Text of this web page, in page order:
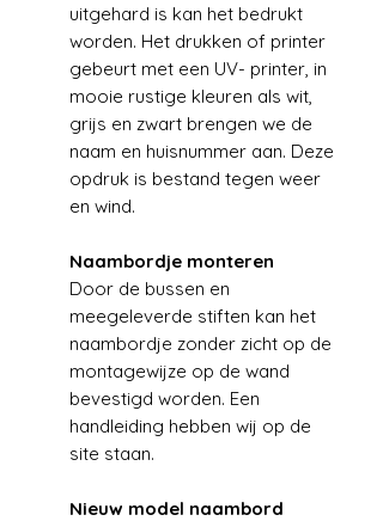
uitgehard is kan het bedrukt
worden. Het drukken of printer
gebeurt met een UV- printer, in
mooie rustige kleuren als wit,
grijs en zwart brengen we de
naam en huisnummer aan. Deze
opdruk is bestand tegen weer
en wind.
Naambordje monteren
Door de bussen en
meegeleverde stiften kan het
naambordje zonder zicht op de
montagewijze op de wand
bevestigd worden. Een
handleiding hebben wij op de
site staan.
Nieuw model naambord